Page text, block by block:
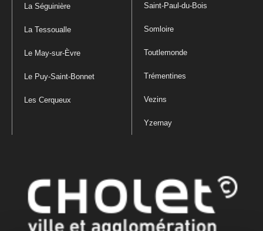
La Séguinière
La Tessoualle
Le May-sur-Èvre
Le Puy-Saint-Bonnet
Les Cerqueux
Saint-Paul-du-Bois
Somloire
Toutlemonde
Trémentines
Vezins
Yzernay